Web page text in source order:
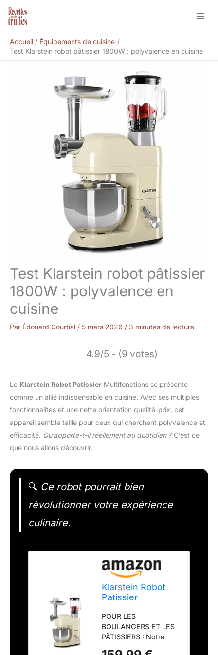
Aller
Accueil
Équipements de cuisine
Test Klarstein robot pâtissier 1800W : polyvalence en cuisine
Test Klarstein robot pâtissier
1800W : polyvalence en
cuisine
Par Édouard Courtial / 5 mars 2026 / 3 minutes de lecture
4.9/5 - (9 votes)
Le Klarstein Robot Patissier Multifonctions se présente
comme un allié indispensable en cuisine. Avec ses multiples
fonctionnalités et une nette orientation qualité-prix, cet
appareil semble taillé pour ceux qui cherchent polyvalence et
efficacité. Qu’apporte-t-il réellement au quotidien ?C’est ce
que nous allons découvrir.
🔍 Ce robot pourrait bien
révolutionner votre expérience
culinaire.
Klarstein Robot
Patissier
Batteur sur Socle,
Bol 5L, Robot
Cuisine 1800W,
Blender 1.5L,
POUR LES
BOULANGERS ET LES
PÂTISSIERS : Notre
Rechercher